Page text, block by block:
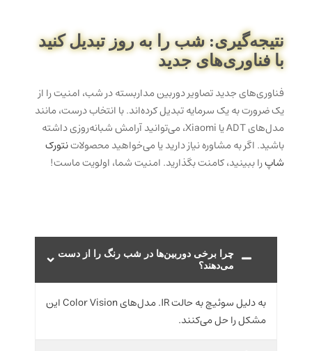
نتیجه‌گیری: شب را به روز تبدیل کنید
با فناوری‌های جدید
فناوری‌های جدید تصاویر دوربین مداربسته در شب، امنیت را از
یک ضرورت به یک سرمایه تبدیل کرده‌اند. با انتخاب درست، مانند
مدل‌های ADT یا Xiaomi، می‌توانید آرامش شبانه‌روزی داشته
باشید. اگر به مشاوره نیاز دارید یا می‌خواهید محصولاتنتورک
شاپرا ببینید، کامنت بگذارید. امنیت شما، اولویت ماست!
چرا برخی دوربین‌ها در شب رنگ را از دست
می‌دهند؟
به دلیل سوئیچ به حالت IR. مدل‌های Color Vision این
مشکل را حل می‌کنند.